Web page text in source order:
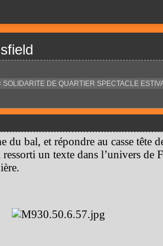
SOLIDARITE DE QUARTIER SPECTACLE
du bal, et répondre au casse tête
un texte dans l’univers de